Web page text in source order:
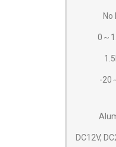
No
0～
-20
DC12V,